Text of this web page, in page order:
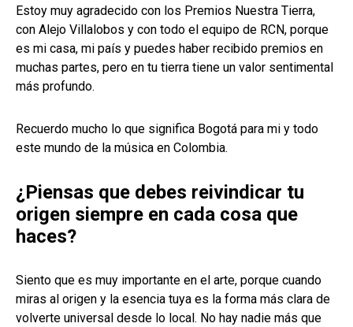
Estoy muy agradecido con los Premios Nuestra Tierra,
con Alejo Villalobos y con todo el equipo de RCN, porque
es mi casa, mi país y puedes haber recibido premios en
muchas partes, pero en tu tierra tiene un valor sentimental
más profundo.
Recuerdo mucho lo que significa Bogotá para mi y todo
este mundo de la música en Colombia.
¿Piensas que debes reivindicar tu
origen siempre en cada cosa que
haces?
Siento que es muy importante en el arte, porque cuando
miras al origen y la esencia tuya es la forma más clara de
volverte universal desde lo local. No hay nadie más que